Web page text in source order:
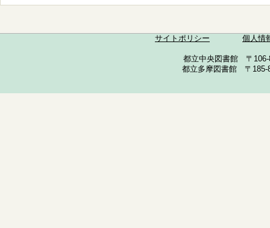
サイトポリシー 個人情
都立中央図書館 〒
都立多摩図書館 〒185-